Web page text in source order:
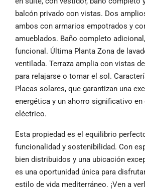
balcón privado con vistas. Dos
ambos con armarios empotrados y
amueblados. Baño completo
funcional. Última Planta Zona de
ventilada. Terraza amplia con vistas
para relajarse o tomar el sol.
Placas solares, que garantizan una
energética y un ahorro significativo
eléctrico.
Esta propiedad es el equilibrio
funcionalidad y sostenibilidad. Con
bien distribuidos y una ubicación
es una oportunidad única para
estilo de vida mediterráneo. ¡Ven a